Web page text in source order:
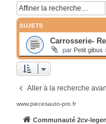
SUJETS
Carrosserie-
par Petit gibus
Aller à la recherche
www.piecesauto-pro.fr
Communauté 2cv-